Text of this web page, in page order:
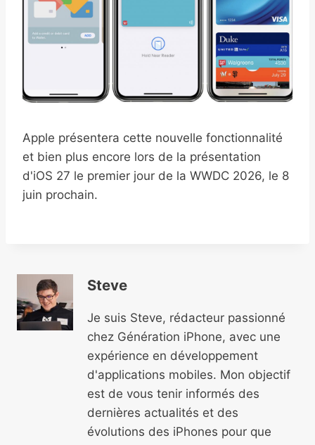
Apple présentera cette nouvelle fonctionnalité
et bien plus encore lors de la présentation
d'iOS 27 le premier jour de la WWDC 2026, le 8
juin prochain.
Steve
Je suis Steve, rédacteur passionné
chez Génération iPhone, avec une
expérience en développement
d'applications mobiles. Mon objectif
est de vous tenir informés des
dernières actualités et des
évolutions des iPhones pour que